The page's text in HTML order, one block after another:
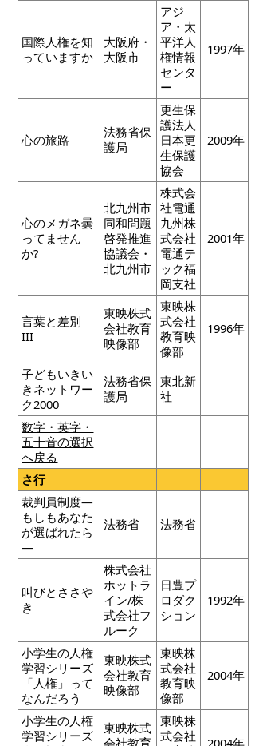
国際人権を知
っていますか
大阪府・
大阪市
アジ
ア・太
平洋人
権情報
センタ
ー
1997年
心の旅路
法務省保
護局
更生保
護法人
日本更
生保護
協会
2009年
心のメガネ曇
ってません
か?
北九州市
同和問題
啓発推進
協議会・
北九州市
株式会
社電通
九州株
式会社
電通テ
ック福
岡支社
2001年
言葉と差別
III
東映株式
会社教育
映像部
東映株
式会社
教育映
像部
1996年
子どもいきい
きネットワー
ク2000
法務省保
護局
東北新
社
数字・英字・
五十音の選択
へ戻る
さ行
裁判員制度―
もしもあなた
が選ばれたら
―
法務省 法務省
叫びとささや
き
株式会社
ホットラ
イン/株
式会社フ
ルーク
日豊プ
ロダク
ション
1992年
小学生の人権
学習シリーズ
「人権」って
なんだろう
東映株式
会社教育
映像部
東映株
式会社
教育映
像部
2004年
小学生の人権
学習シリーズ
東映株式
会社教育
東映株
式会社
2004年